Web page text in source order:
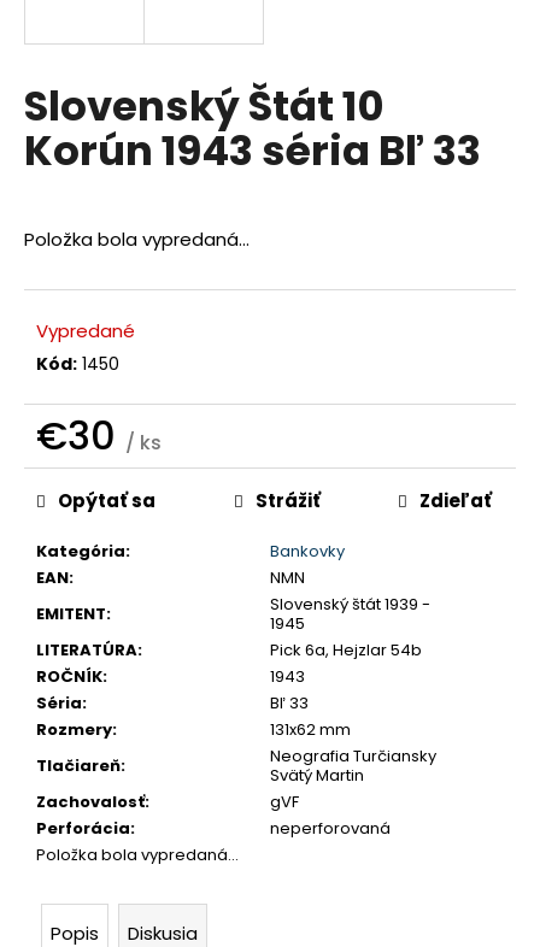
Slovenský Štát 10
Korún 1943 séria Bľ 33
Položka bola vypredaná…
Vypredané
Kód: 1450
€30 / ks
Jednotková
cena:
Kategória:
Bankovky
EAN:
NMN
EMITENT:
Slovenský štát 1939 -
1945
LITERATÚRA:
Pick 6a, Hejzlar 54b
ROČNÍK:
1943
Séria:
Bľ 33
Rozmery:
131x62 mm
Tlačiareň:
Neografia Turčiansky
Svätý Martin
Zachovalosť:
gVF
Perforácia:
neperforovaná
Položka bola vypredaná…
Opýtať sa Strážiť Zdieľať
Popis Diskusia
s
ť
?
HĽADAŤ
O
d
p
o
č
a
m
JOZEF
GRAJCIAR
EVM-
D
KREMNICA
€400